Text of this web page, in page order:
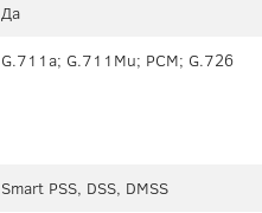
Да
G.711a; G.711Mu; PCM; G.726
Smart PSS, DSS, DMSS